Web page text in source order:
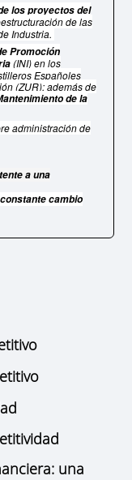
los proyectos del
de las
Industria.
Promoción
(INI) en los
Españoles
(ZUR); además de
de la
administración de
a una
cambio
una